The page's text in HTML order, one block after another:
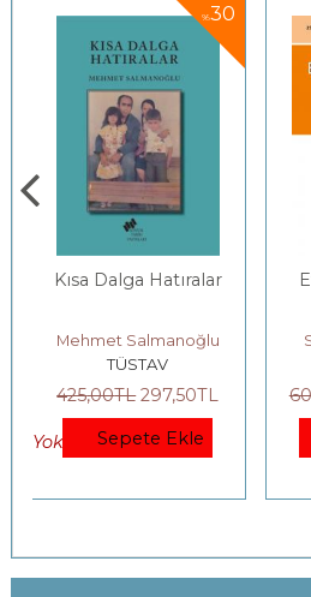
%25
Etkili İnsanların 7
Stephen R. Covey
Varlık Yayınları
600,00TL 450,00TL
Sepete Ekle